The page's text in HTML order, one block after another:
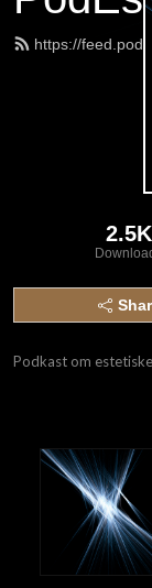
https://
2.5K
Podkast om